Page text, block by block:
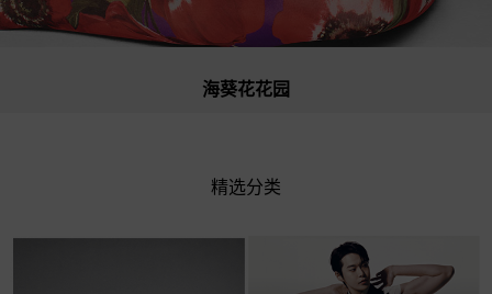
海葵花花园
精选分类